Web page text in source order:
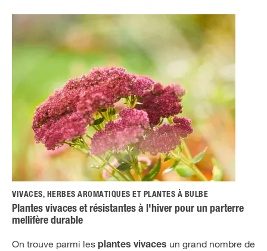
VIVACES, HERBES AROMATIQUES ET PLANTES À BULBE
Plantes vivaces et résistantes à l'hiver pour un parterre
mellifère durable
On trouve parmi les plantes vivaces un grand nombre de